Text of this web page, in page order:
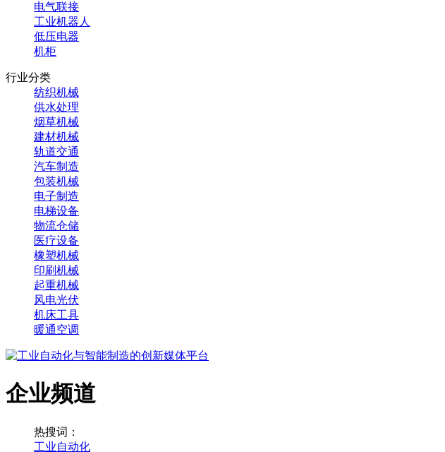
电气联接
工业机器人
低压电器
机柜
行业分类
纺织机械
供水处理
烟草机械
建材机械
轨道交通
汽车制造
包装机械
电子制造
电梯设备
物流仓储
医疗设备
橡塑机械
印刷机械
起重机械
风电光伏
机床工具
暖通空调
企业频道
热搜词：
工业自动化